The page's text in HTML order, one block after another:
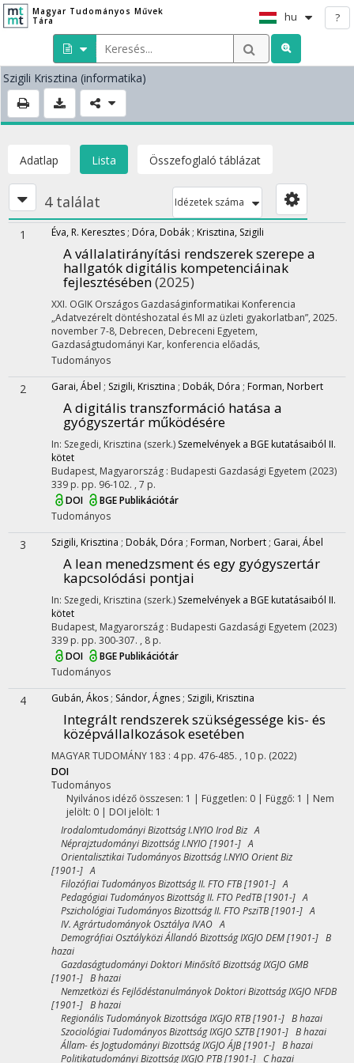
Magyar Tudományos Művek
Tára
hu ?
Szigili Krisztina (informatika)
Adatlap Lista Összefoglaló táblázat
4 találat Idézetek száma
1 Éva, R. Keresztes ; Dóra, Dobák ; Krisztina, Szigili
A vállalatirányítási rendszerek szerepe a
hallgatók digitális kompetenciáinak
fejlesztésében(2025)
XXI. OGIK Országos Gazdaságinformatikai Konferencia
„Adatvezérelt döntéshozatal és MI az üzleti gyakorlatban”, 2025.
november 7-8, Debrecen, Debreceni Egyetem,
Gazdaságtudományi Kar, konferencia előadás,
Tudományos
2 Garai, Ábel ; Szigili, Krisztina ; Dobák, Dóra ; Forman, Norbert
A digitális transzformáció hatása a
gyógyszertár működésére
In: Szegedi, Krisztina (szerk.) Szemelvények a BGE kutatásaiból II.
kötet
Budapest, Magyarország : Budapesti Gazdasági Egyetem (2023)
339 p. pp. 96-102. , 7 p.
DOI
BGE Publikációtár
Tudományos
3 Szigili, Krisztina ; Dobák, Dóra ; Forman, Norbert ; Garai, Ábel
A lean menedzsment és egy gyógyszertár
kapcsolódási pontjai
In: Szegedi, Krisztina (szerk.) Szemelvények a BGE kutatásaiból II.
kötet
Budapest, Magyarország : Budapesti Gazdasági Egyetem (2023)
339 p. pp. 300-307. , 8 p.
DOI
BGE Publikációtár
Tudományos
4 Gubán, Ákos ; Sándor, Ágnes ; Szigili, Krisztina
Integrált rendszerek szükségessége kis- és
középvállalkozások esetében
MAGYAR TUDOMÁNY 183 : 4 pp. 476-485. , 10 p. (2022)
DOI
Tudományos
Nyilvános idéző összesen: 1 | Független: 0 | Függő: 1 | Nem
jelölt: 0 | DOI jelölt: 1
Irodalomtudományi Bizottság I.NYIO Irod Biz A
Néprajztudományi Bizottság I.NYIO [1901-] A
Orientalisztikai Tudományos Bizottság I.NYIO Orient Biz
[1901-] A
Filozófiai Tudományos Bizottság II. FTO FTB [1901-] A
Pedagógiai Tudományos Bizottság II. FTO PedTB [1901-] A
Pszichológiai Tudományos Bizottság II. FTO PsziTB [1901-] A
IV. Agrártudományok Osztálya IVAO A
Demográfiai Osztályközi Állandó Bizottság IXGJO DEM [1901-] B
hazai
Gazdaságtudományi Doktori Minősítő Bizottság IXGJO GMB
[1901-] B hazai
Nemzetközi és Fejlődéstanulmányok Doktori Bizottság IXGJO NFDB
[1901-] B hazai
Regionális Tudományok Bizottsága IXGJO RTB [1901-] B hazai
Szociológiai Tudományos Bizottság IXGJO SZTB [1901-] B hazai
Állam- és Jogtudományi Bizottság IXGJO ÁJB [1901-] B hazai
Politikatudományi Bizottság IXGJO PTB [1901-] C hazai